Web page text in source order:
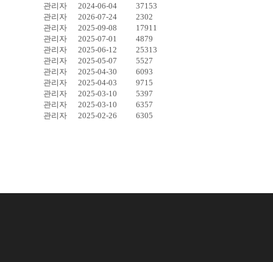
관리자 2024-06-04
37153
관리자 2026-07-24
2302
관리자 2025-09-08
17911
관리자 2025-07-01
4879
관리자 2025-06-12
25313
관리자 2025-05-07
5527
관리자 2025-04-30
6093
관리자 2025-04-03
9715
관리자 2025-03-10
5397
관리자 2025-03-10
6357
관리자 2025-02-26 6305